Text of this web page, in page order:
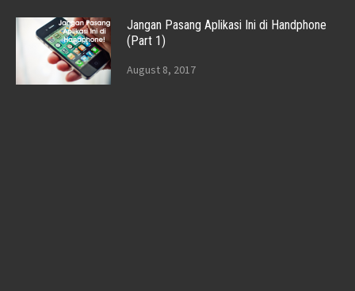
Jangan Pasang Aplikasi Ini di Handphone
(Part 1)
August 8, 2017